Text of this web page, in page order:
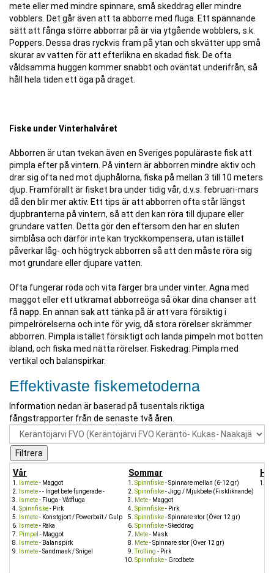
mete eller med mindre spinnare, små skeddrag eller mindre
vobblers. Det går även att ta abborre med fluga. Ett spännande
sätt att fånga större abborrar på är via ytgående wobblers, s.k.
Poppers. Dessa dras ryckvis fram på ytan och skvätter upp små
skurar av vatten för att efterlikna en skadad fisk. De ofta
våldsamma huggen kommer snabbt och oväntat underifrån, så
håll hela tiden ett öga på draget.
Fiske under Vinterhalvåret
Abborren är utan tvekan även en Sveriges populäraste fisk att
pimpla efter på vintern. På vintern är abborren mindre aktiv och
drar sig ofta ned mot djuphålorna, fiska på mellan 3 till 10 meters
djup. Framförallt är fisket bra under tidig vår, d.v.s. februari-mars
då den blir mer aktiv. Ett tips är att abborren ofta står längst
djupbranterna på vintern, så att den kan röra till djupare eller
grundare vatten. Detta gör den eftersom den har en sluten
simblåsa och därför inte kan tryckkompensera, utan istället
påverkar låg- och högtryck abborren så att den måste röra sig
mot grundare eller djupare vatten.
Ofta fungerar röda och vita färger bra under vinter. Agna med
maggot eller ett utkramat abborreöga så ökar dina chanser att
få napp. En annan sak att tänka på är att vara försiktig i
pimpelrörelserna och inte för yvig, då stora rörelser skrämmer
abborren. Pimpla istället försiktigt och landa pimpeln mot botten
ibland, och fiska med nätta rörelser. Fiskedrag: Pimpla med
vertikal och balanspirkar.
Effektivaste fiskemetoderna
Information nedan är baserad på tusentals riktiga
fångstrapporter från de senaste två åren.
Vår
Ismete- Maggot
Ismete- - Inget bete fungerade -
Ismete- Fluga - Våtfluga
Spinnfiske- Pirk
Ismete- Konstgjort / Powerbait / Gulp
Ismete- Räka
Pimpel - Maggot
Ismete- Balanspirk
Ismete- Sandmask / Snigel
Sommar
Spinnfiske- Spinnare mellan (6-12 gr)
Spinnfiske- Jigg / Mjukbete (Fiskliknande)
Mete- Maggot
Spinnfiske- Pirk
Spinnfiske- Spinnare stor (Över 12 gr)
Spinnfiske- Skeddrag
Mete- Mask
Mete- Spinnare stor (Över 12 gr)
Trolling - Pirk
Spinnfiske- Grodbete